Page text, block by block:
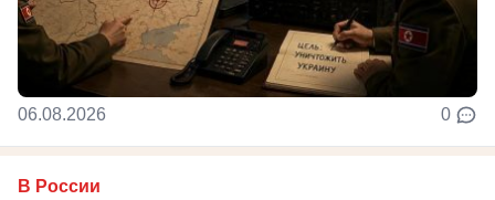
06.08.2026 0
В России